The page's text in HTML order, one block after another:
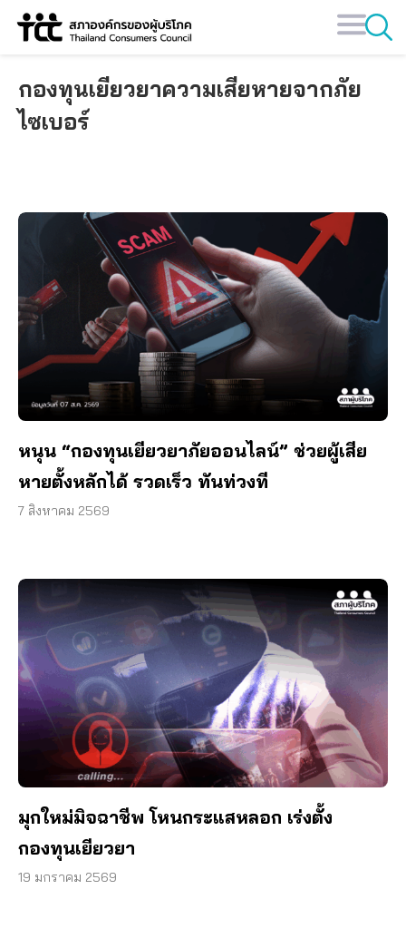
Skip
กองทุนเยียวยาความเสียหายจากภัย
ไซเบอร์
หนุน “กองทุนเยียวยาภัยออนไลน์” ช่วยผู้เสีย
หายตั้งหลักได้ รวดเร็ว ทันท่วงที
7 สิงหาคม 2569
มุกใหม่มิจฉาชีพ โหนกระแสหลอก เร่งตั้ง
กองทุนเยียวยา
19 มกราคม 2569